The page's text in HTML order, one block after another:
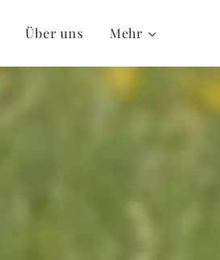
Über uns Mehr